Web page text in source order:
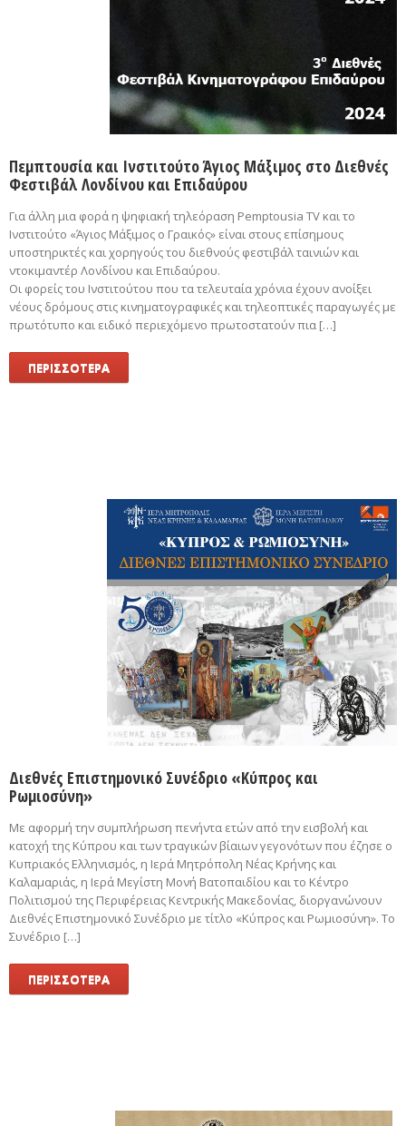
Πεμπτουσία και Ινστιτούτο Άγιος Μάξιμος στο Διεθνές
Φεστιβάλ Λονδίνου και Επιδαύρου
Για άλλη μια φορά η ψηφιακή τηλεόραση Pemptousia TV και το
Ινστιτούτο «Άγιος Μάξιμος ο Γραικός» είναι στους επίσημους
υποστηρικτές και χορηγούς του διεθνούς φεστιβάλ ταινιών και
ντοκιμαντέρ Λονδίνου και Επιδαύρου.
Οι φορείς του Ινστιτούτου που τα τελευταία χρόνια έχουν ανοίξει
νέους δρόμους στις κινηματογραφικές και τηλεοπτικές παραγωγές με
πρωτότυπο και ειδικό περιεχόμενο πρωτοστατούν πια […]
ΠΕΡΙΣΣΟΤΕΡΑ
Διεθνές Επιστημονικό Συνέδριο «Κύπρος και
Ρωμιοσύνη»
Με αφορμή την συμπλήρωση πενήντα ετών από την εισβολή και
κατοχή της Κύπρου και των τραγικών βίαιων γεγονότων που έζησε ο
Κυπριακός Ελληνισμός, η Ιερά Μητρόπολη Νέας Κρήνης και
Καλαμαριάς, η Ιερά Μεγίστη Μονή Βατοπαιδίου και το Κέντρο
Πολιτισμού της Περιφέρειας Κεντρικής Μακεδονίας, διοργανώνουν
Διεθνές Επιστημονικό Συνέδριο με τίτλο «Κύπρος και Ρωμιοσύνη». Το
Συνέδριο […]
ΠΕΡΙΣΣΟΤΕΡΑ